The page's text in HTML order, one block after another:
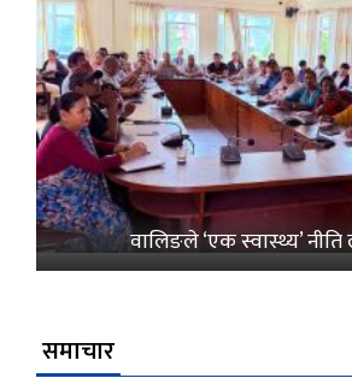
वालिङले ‘एक स्वास्थ्य’ नीति
समाचार